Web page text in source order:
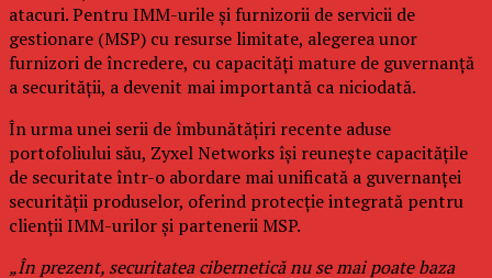
atacuri. Pentru IMM-urile și furnizorii de servicii de
gestionare (MSP) cu resurse limitate, alegerea unor
furnizori de încredere, cu capacități mature de guvernanță
a securității, a devenit mai importantă ca niciodată.
În urma unei serii de îmbunătățiri recente aduse
portofoliului său, Zyxel Networks își reunește capacitățile
de securitate într-o abordare mai unificată a guvernanței
securității produselor, oferind protecție integrată pentru
clienții IMM-urilor și partenerii MSP.
„În prezent, securitatea cibernetică nu se mai poate baza